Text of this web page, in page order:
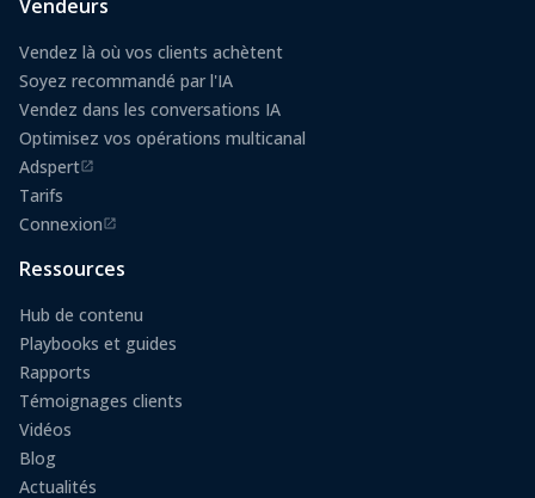
Vendeurs
Vendez là où vos clients achètent
Soyez recommandé par l'IA
Vendez dans les conversations IA
Optimisez vos opérations multicanal
Adspert
(s'ouvre dans un nouvel onglet)
Tarifs
Connexion
(s'ouvre dans un nouvel onglet)
Ressources
Hub de contenu
Playbooks et guides
Rapports
Témoignages clients
Vidéos
Blog
Actualités